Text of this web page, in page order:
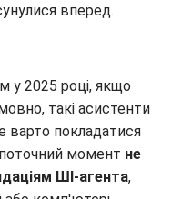
вперед.
у 2025 році, якщо
такі асистенти
варто покладатися
момент не
ШІ-агента,